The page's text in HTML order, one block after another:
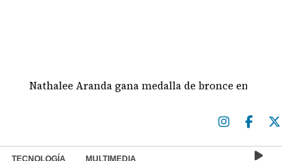
Nathalee Aranda gana medalla de bronce en salto largo
TECNOLOGÍA MULTIMEDIA